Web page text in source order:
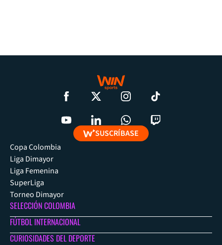
SUSCRÍBASE
Copa Colombia
Liga Dimayor
Liga Femenina
SuperLiga
Torneo Dimayor
SELECCIÓN COLOMBIA
FÚTBOL INTERNACIONAL
CURIOSIDADES DEL DEPORTE